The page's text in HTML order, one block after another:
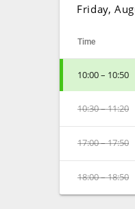
Friday,
Time
10:00 – 10:50
10:30 – 11:20
17:00 – 17:50
18:00 – 18:50